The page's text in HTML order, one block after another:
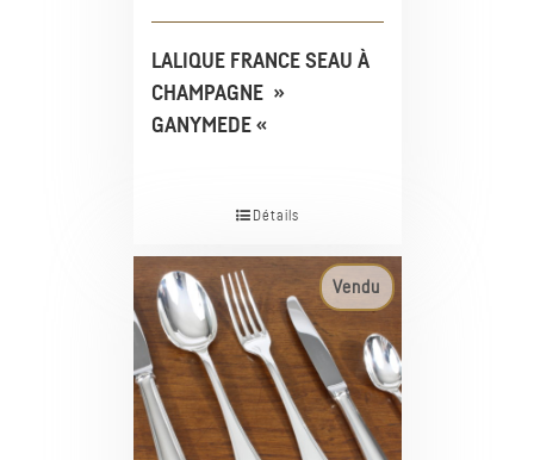
LALIQUE FRANCE SEAU À
CHAMPAGNE »
GANYMEDE «
Détails
Vendu